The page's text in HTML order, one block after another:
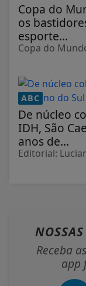
Copa do
os
esporte...
Copa do
ABC
De núcleo
IDH, São
anos de...
Editorial:
Receba
app